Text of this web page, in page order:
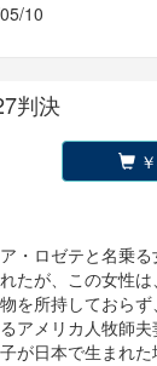
10
判決
ロゼテと名乗る
たが、この女性
を所持しておら
アメリカ人牧師
が日本で生まれた